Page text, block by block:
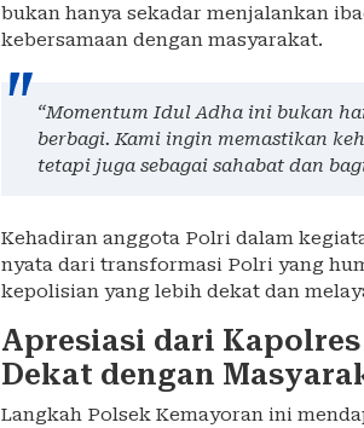
bukan hanya sekadar menjalankan
kebersamaan dengan masyarakat.
“Momentum Idul Adha ini bukan
berbagi. Kami ingin memastikan
tetapi juga sebagai sahabat dan
Kehadiran anggota Polri dalam
nyata dari transformasi Polri yang
kepolisian yang lebih dekat dan
Apresiasi dari
Dekat dengan
Langkah Polsek Kemayoran ini